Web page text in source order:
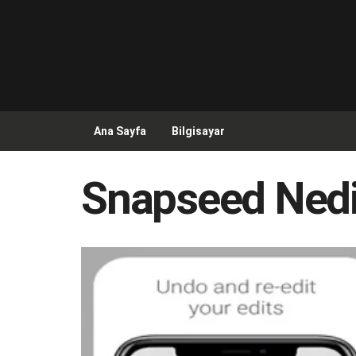
Ana Sayfa Bilgisayar
Snapseed